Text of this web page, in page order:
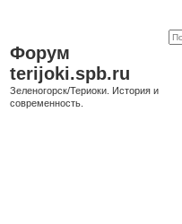
Форум
terijoki.spb.ru
Зеленогорск/Териоки. История и
современность.